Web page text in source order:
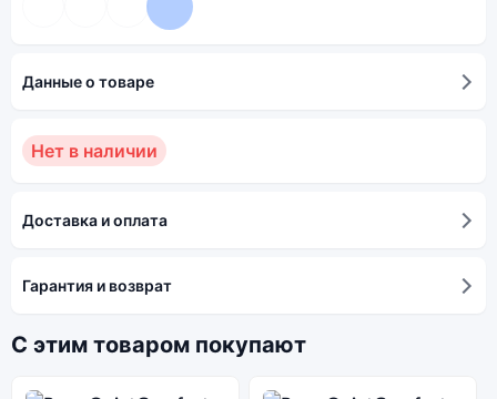
Данные о товаре
Нет в наличии
Доставка и оплата
Гарантия и возврат
С этим товаром покупают